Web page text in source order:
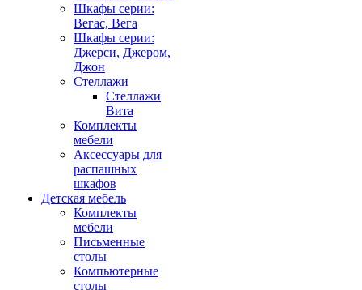
Шкафы серии:
Вегас, Вега
Шкафы серии:
Джерси, Джером,
Джон
Стеллажи
Стеллажи
Вита
Комплекты
мебели
Аксессуары для
распашных
шкафов
Детская мебель
Комплекты
мебели
Письменные
столы
Компьютерные
столы